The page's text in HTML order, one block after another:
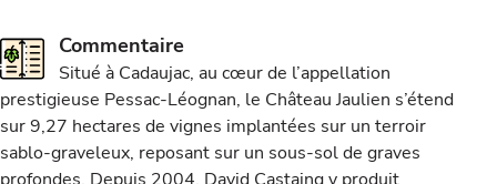
Commentaire
Situé à Cadaujac, au cœur de l’appellation
prestigieuse Pessac-Léognan, le Château Jaulien s’étend
sur 9,27 hectares de vignes implantées sur un terroir
sablo-graveleux, reposant sur un sous-sol de graves